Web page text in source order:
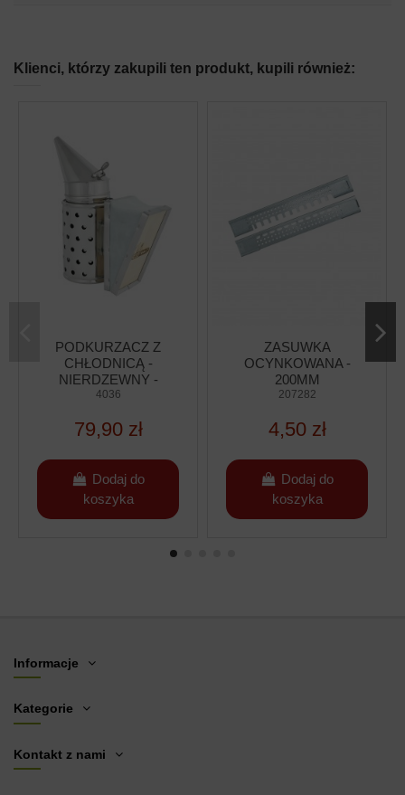
Klienci, którzy zakupili ten produkt, kupili również:
PODKURZACZ Z
CHŁODNICĄ -
NIERDZEWNY -
BEETOOLS - WYS.
4036
79,90 zł
Dodaj do
koszyka
ZASUWKA
OCYNKOWANA -
200MM
207282
4,50 zł
Dodaj do
koszyka
Informacje
Kategorie
Kontakt z nami